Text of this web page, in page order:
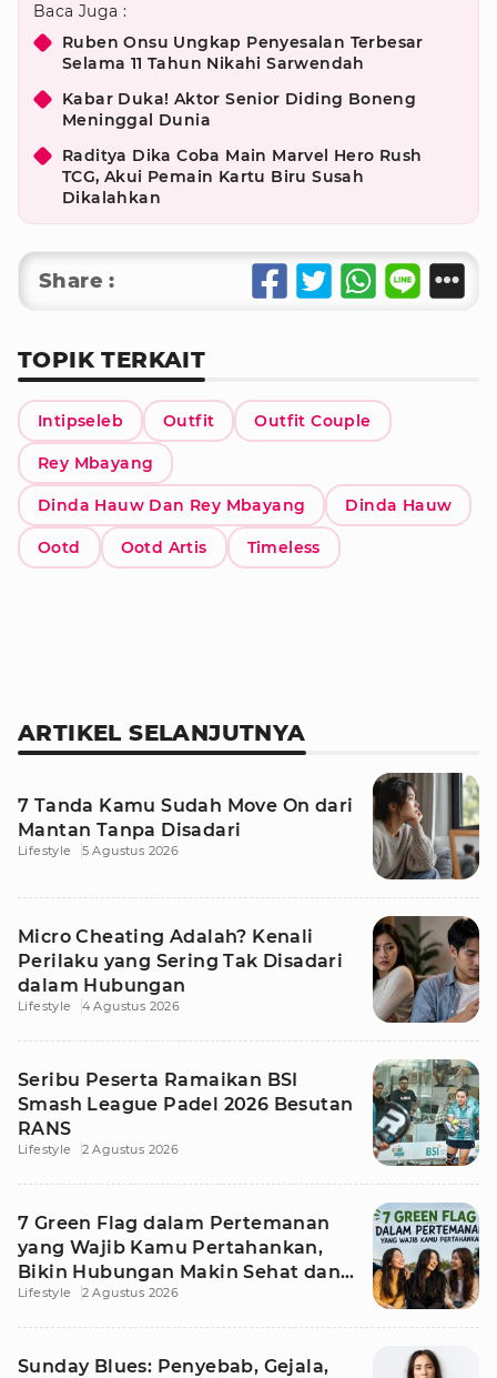
Baca Juga :
Ruben Onsu Ungkap Penyesalan Terbesar
Selama 11 Tahun Nikahi Sarwendah
Kabar Duka! Aktor Senior Diding Boneng
Meninggal Dunia
Raditya Dika Coba Main Marvel Hero Rush
TCG, Akui Pemain Kartu Biru Susah
Dikalahkan
Share :
TOPIK TERKAIT
Intipseleb Outfit Outfit Couple
Rey Mbayang
Dinda Hauw Dan Rey Mbayang Dinda Hauw
Ootd Ootd Artis Timeless
ARTIKEL SELANJUTNYA
7 Tanda Kamu Sudah Move On dari
Mantan Tanpa Disadari
Lifestyle 5 Agustus 2026
Micro Cheating Adalah? Kenali
Perilaku yang Sering Tak Disadari
dalam Hubungan
Lifestyle 4 Agustus 2026
Seribu Peserta Ramaikan BSI
Smash League Padel 2026 Besutan
RANS
Lifestyle 2 Agustus 2026
7 Green Flag dalam Pertemanan
yang Wajib Kamu Pertahankan,
Bikin Hubungan Makin Sehat dan
Awet
Lifestyle 2 Agustus 2026
Sunday Blues: Penyebab, Gejala,